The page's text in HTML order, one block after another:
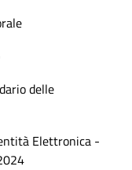
delle
Elettronica -